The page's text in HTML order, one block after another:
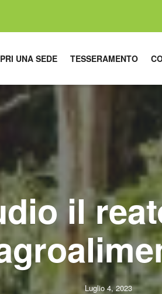
UNA SEDE TESSERAMENTO
il
Luglio 4, 2023